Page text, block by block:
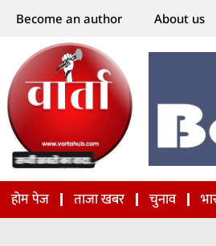
Become an author About us
होम पेज ताजा खबर चुनाव